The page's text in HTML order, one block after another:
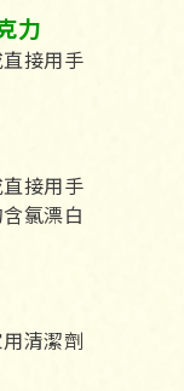
力
接用手
接用手
氯漂白
清潔劑